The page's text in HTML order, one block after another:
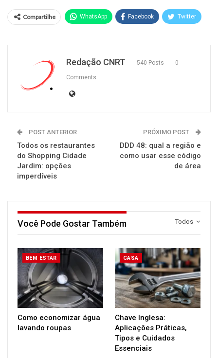
Compartilhe WhatsApp Facebook Twitter
Redação CNRT 540 Posts 0
Comments
POST ANTERIOR
Todos os restaurantes
do Shopping Cidade
Jardim: opções
imperdíveis
PRÓXIMO POST
DDD 48: qual a região e
como usar esse código
de área
Todos
Você Pode Gostar Também
BEM ESTAR
Como economizar água
lavando roupas
CASA
Chave Inglesa:
Aplicações Práticas,
Tipos e Cuidados
Essenciais